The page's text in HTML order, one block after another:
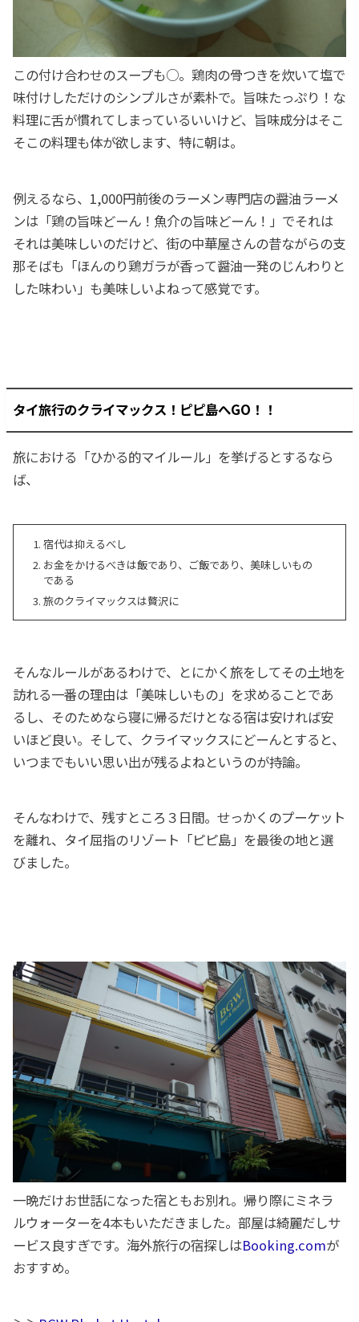
この付け合わせのスープも○。鶏肉の骨つきを炊いて塩で
味付けしただけのシンプルさが素朴で。旨味たっぷり！な
料理に舌が慣れてしまっているいいけど、旨味成分はそこ
そこの料理も体が欲します、特に朝は。
例えるなら、1,000円前後のラーメン専門店の醤油ラーメ
ンは「鶏の旨味どーん！魚介の旨味どーん！」でそれは
それは美味しいのだけど、街の中華屋さんの昔ながらの支
那そばも「ほんのり鶏ガラが香って醤油一発のじんわりと
した味わい」も美味しいよねって感覚です。
タイ旅行のクライマックス！ピピ島へGO！！
旅における「ひかる的マイルール」を挙げるとするなら
ば、
宿代は抑えるべし
お金をかけるべきは飯であり、ご飯であり、美味しいもの
である
旅のクライマックスは贅沢に
そんなルールがあるわけで、とにかく旅をしてその土地を
訪れる一番の理由は「美味しいもの」を求めることであ
るし、そのためなら寝に帰るだけとなる宿は安ければ安
いほど良い。そして、クライマックスにどーんとすると、
いつまでもいい思い出が残るよねというのが持論。
そんなわけで、残すところ３日間。せっかくのプーケット
を離れ、タイ屈指のリゾート「ピピ島」を最後の地と選
びました。
一晩だけお世話になった宿ともお別れ。帰り際にミネラ
ルウォーターを4本もいただきました。部屋は綺麗だしサ
ービス良すぎです。海外旅行の宿探しはBooking.comが
おすすめ。